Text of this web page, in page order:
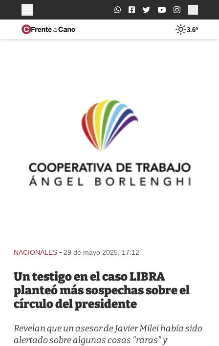
Buscar:
3.6º
NACIONALES - 29 de mayo 2025, 17:12
Un testigo en el caso LIBRA
planteó más sospechas sobre el
círculo del presidente
Revelan que un asesor de Javier Milei había sido
alertado sobre algunas cosas "raras" y